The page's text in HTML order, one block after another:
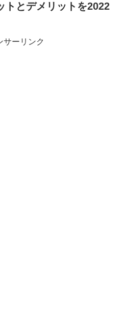
トとデメリットを2022
サーリンク